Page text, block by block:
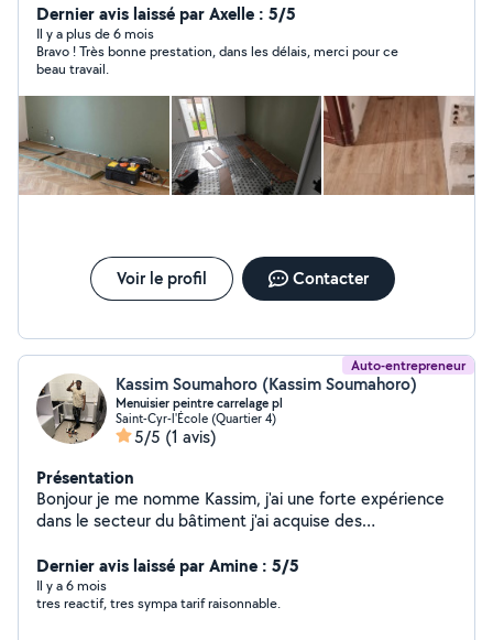
,enduit placo bandes carrelage et parquet Travail de
qualité (+ 17ans d expériences) Très minutieux et outiller
Avec ou sans facture N'hésitait pas à me contacter via
Dernier avis laissé par Axelle : 5/5
Il y a plus de 6 mois
Bravo ! Très bonne prestation, dans les délais, merci pour ce
beau travail.
Voir le profil Contacter
Auto-entrepreneur
Kassim Soumahoro (Kassim Soumahoro)
Menuisier peintre carrelage pl
Saint-Cyr-l'École (Quartier 4)
5/5 (1 avis)
Présentation
Bonjour je me nomme Kassim, j'ai une forte expérience
dans le secteur du bâtiment j'ai acquise des
en France depuis maintenant 7ans. Je travail dans le
secteur du bâtiment sur différents postes. - peinture -
Enduire - Parquet - carrelage - petit bricolage -
Dernier avis laissé par Amine : 5/5
Il y a 6 mois
tres reactif, tres sympa tarif raisonnable.